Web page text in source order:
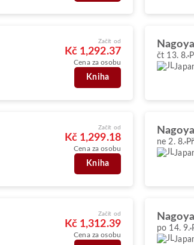
Začít od
Kč 1,292.37
Cena za osobu
Kniha
čt 13. 8.
Začít od
Kč 1,299.18
Cena za osobu
Kniha
ne 2. 8.
Začít od
Kč 1,312.39
Cena za osobu
po 14. 9.